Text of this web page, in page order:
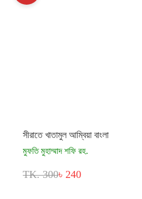
সীরাতে খাতামুল আম্বিয়া বাংলা
মুফতি মুহাম্মাদ শফি রহ.
TK. 300৳ 240